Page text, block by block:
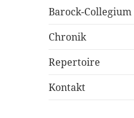
Barock-Collegium
Chronik
Repertoire
Kontakt